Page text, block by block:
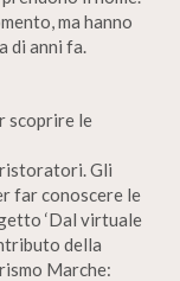
ma hanno
di anni fa.
scoprire le
Gli
far conoscere le
‘Dal virtuale
della
Marche: